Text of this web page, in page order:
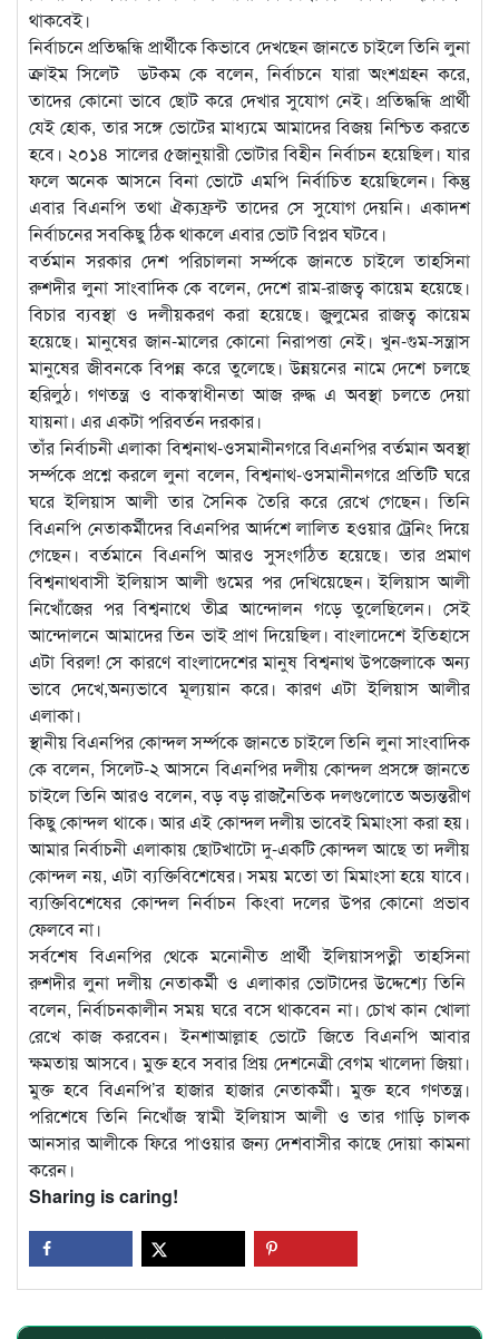
থাকবেই।
নির্বাচনে প্রতিদ্ধন্ধি প্রার্থীকে কিভাবে দেখছেন জানতে চাইলে তিনি লুনা
ক্রাইম সিলেট ডটকম কে বলেন, নির্বাচনে যারা অংশগ্রহন করে,
তাদের কোনো ভাবে ছোট করে দেখার সুযোগ নেই। প্রতিদ্ধন্ধি প্রার্থী
যেই হোক, তার সঙ্গে ভোটের মাধ্যমে আমাদের বিজয় নিশ্চিত করতে
হবে। ২০১৪ সালের ৫জানুয়ারী ভোটার বিহীন নির্বাচন হয়েছিল। যার
ফলে অনেক আসনে বিনা ভোটে এমপি নির্বাচিত হয়েছিলেন। কিন্তু
এবার বিএনপি তথা ঐক্যফ্রন্ট তাদের সে সুযোগ দেয়নি। একাদশ
নির্বাচনের সবকিছু ঠিক থাকলে এবার ভোট বিপ্লব ঘটবে।
বর্তমান সরকার দেশ পরিচালনা সর্ম্পকে জানতে চাইলে তাহসিনা
রুশদীর লুনা সাংবাদিক কে বলেন, দেশে রাম-রাজত্ব কায়েম হয়েছে।
বিচার ব্যবস্থা ও দলীয়করণ করা হয়েছে। জুলুমের রাজত্ব কায়েম
হয়েছে। মানুষের জান-মালের কোনো নিরাপত্তা নেই। খুন-গুম-সন্ত্রাস
মানুষের জীবনকে বিপন্ন করে তুলেছে। উন্নয়নের নামে দেশে চলছে
হরিলুঠ। গণতন্ত্র ও বাকস্বাধীনতা আজ রুদ্ধ এ অবস্থা চলতে দেয়া
যায়না। এর একটা পরিবর্তন দরকার।
তাঁর নির্বাচনী এলাকা বিশ্বনাথ-ওসমানীনগরে বিএনপির বর্তমান অবস্থা
সর্ম্পকে প্রশ্নে করলে লুনা বলেন, বিশ্বনাথ-ওসমানীনগরে প্রতিটি ঘরে
ঘরে ইলিয়াস আলী তার সৈনিক তৈরি করে রেখে গেছেন। তিনি
বিএনপি নেতাকর্মীদের বিএনপির আর্দশে লালিত হওয়ার ট্রেনিং দিয়ে
গেছেন। বর্তমানে বিএনপি আরও সুসংগঠিত হয়েছে। তার প্রমাণ
বিশ্বনাথবাসী ইলিয়াস আলী গুমের পর দেখিয়েছেন। ইলিয়াস আলী
নিখোঁজের পর বিশ্বনাথে তীব্র আন্দোলন গড়ে তুলেছিলেন। সেই
আন্দোলনে আমাদের তিন ভাই প্রাণ দিয়েছিল। বাংলাদেশে ইতিহাসে
এটা বিরল! সে কারণে বাংলাদেশের মানুষ বিশ্বনাথ উপজেলাকে অন্য
ভাবে দেখে,অন্যভাবে মূল্যয়ান করে। কারণ এটা ইলিয়াস আলীর
এলাকা।
স্থানীয় বিএনপির কোন্দল সর্ম্পকে জানতে চাইলে তিনি লুনা সাংবাদিক
কে বলেন, সিলেট-২ আসনে বিএনপির দলীয় কোন্দল প্রসঙ্গে জানতে
চাইলে তিনি আরও বলেন, বড় বড় রাজনৈতিক দলগুলোতে অভ্যন্তরীণ
কিছু কোন্দল থাকে। আর এই কোন্দল দলীয় ভাবেই মিমাংসা করা হয়।
আমার নির্বাচনী এলাকায় ছোটখাটো দু-একটি কোন্দল আছে তা দলীয়
কোন্দল নয়, এটা ব্যক্তিবিশেষের। সময় মতো তা মিমাংসা হয়ে যাবে।
ব্যক্তিবিশেষের কোন্দল নির্বাচন কিংবা দলের উপর কোনো প্রভাব
ফেলবে না।
সর্বশেষ বিএনপির থেকে মনোনীত প্রার্থী ইলিয়াসপত্নী তাহসিনা
রুশদীর লুনা দলীয় নেতাকর্মী ও এলাকার ভোটাদের উদ্দেশ্যে তিনি
বলেন, নির্বাচনকালীন সময় ঘরে বসে থাকবেন না। চোখ কান খোলা
রেখে কাজ করবেন। ইনশাআল্লাহ ভোটে জিতে বিএনপি আবার
ক্ষমতায় আসবে। মুক্ত হবে সবার প্রিয় দেশনেত্রী বেগম খালেদা জিয়া।
মুক্ত হবে বিএনপি’র হাজার হাজার নেতাকর্মী। মুক্ত হবে গণতন্ত্র।
পরিশেষে তিনি নিখোঁজ স্বামী ইলিয়াস আলী ও তার গাড়ি চালক
আনসার আলীকে ফিরে পাওয়ার জন্য দেশবাসীর কাছে দোয়া কামনা
করেন।
Sharing is caring!